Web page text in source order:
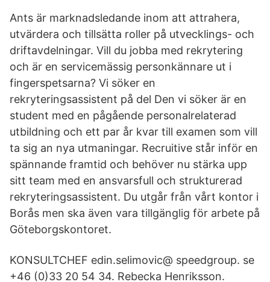
Ants är marknadsledande inom att attrahera,
utvärdera och tillsätta roller på utvecklings- och
driftavdelningar. Vill du jobba med rekrytering
och är en servicemässig personkännare ut i
fingerspetsarna? Vi söker en
rekryteringsassistent på del Den vi söker är en
student med en pågående personalrelaterad
utbildning och ett par år kvar till examen som vill
ta sig an nya utmaningar. Recruitive står inför en
spännande framtid och behöver nu stärka upp
sitt team med en ansvarsfull och strukturerad
rekryteringsassistent. Du utgår från vårt kontor i
Borås men ska även vara tillgänglig för arbete på
Göteborgskontoret.
KONSULTCHEF edin.selimovic@ speedgroup. se
+46 (0)33 20 54 34. Rebecka Henriksson.